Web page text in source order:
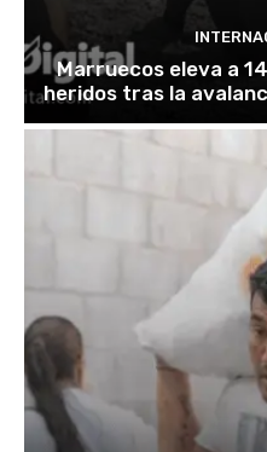
Marruecos eleva a
heridos tras la